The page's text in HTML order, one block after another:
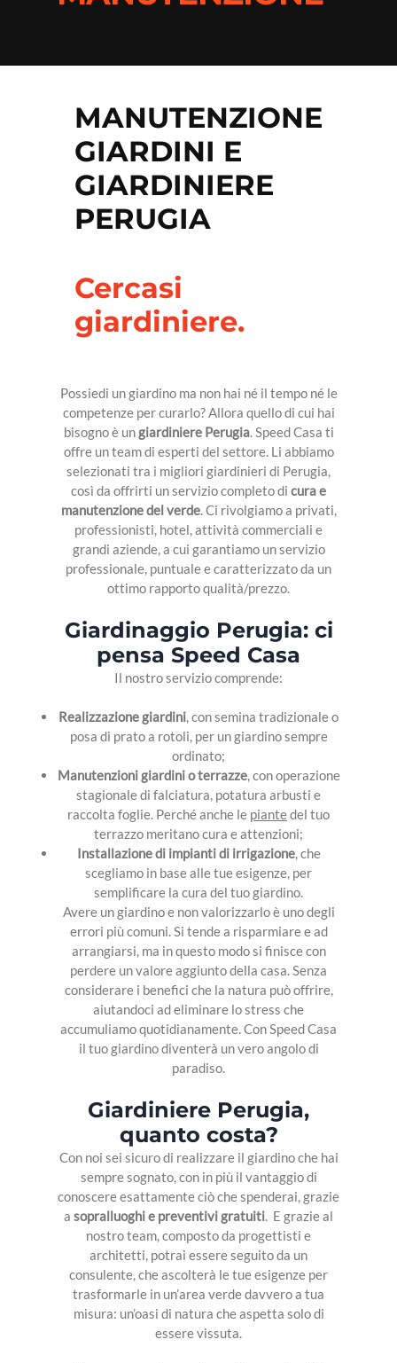
IDRAULICO
TRASLOCHI
REALIZZAZIONE MOBILI
GIARDINIERE
ANTENNISTA
IMBIANCHINO
PIETRE E MARMO
PROGETTAZIONE
SPAZZACAMINO
PULIZIE
FABBRO
ANTIGELO
MANUTENZIONE
GIARDINI E
GIARDINIERE
PERUGIA
Cercasi
giardiniere.
Possiedi un giardino ma non hai né il tempo né le
competenze per curarlo? Allora quello di cui hai
bisogno è ungiardiniere Perugia. Speed Casa ti
offre un team di esperti del settore. Li abbiamo
selezionati tra i migliori giardinieri di Perugia,
così da offrirti un servizio completo di cura e
manutenzione del verde. Ci rivolgiamo a privati,
professionisti, hotel, attività commerciali e
grandi aziende, a cui garantiamo un servizio
professionale, puntuale e caratterizzato da un
ottimo rapporto qualità/prezzo.
Giardinaggio Perugia: ci
pensa Speed Casa
Il nostro servizio comprende:
Realizzazione giardini, con semina tradizionale o
posa di prato a rotoli, per un giardino sempre
ordinato;
Manutenzioni giardini o terrazze, con operazione
stagionale di falciatura, potatura arbusti e
raccolta foglie. Perché anche le piantedel tuo
terrazzo meritano cura e attenzioni;
Installazione di impianti di irrigazione, che
scegliamo in base alle tue esigenze, per
semplificare la cura del tuo giardino.
Avere un giardino e non valorizzarlo è uno degli
errori più comuni. Si tende a risparmiare e ad
arrangiarsi, ma in questo modo si finisce con
perdere un valore aggiunto della casa. Senza
considerare i benefici che la natura può offrire,
aiutandoci ad eliminare lo stress che
accumuliamo quotidianamente. Con Speed Casa
il tuo giardino diventerà un vero angolo di
paradiso.
Giardiniere Perugia,
quanto costa?
Con noi sei sicuro di realizzare il giardino che hai
sempre sognato, con in più il vantaggio di
conoscere esattamente ciò che spenderai, grazie
a sopralluoghi e preventivi gratuiti . E grazie al
nostro team, composto da progettisti e
architetti, potrai essere seguito da un
consulente, che ascolterà le tue esigenze per
trasformarle in un’area verde davvero a tua
misura: un’oasi di natura che aspetta solo di
essere vissuta.